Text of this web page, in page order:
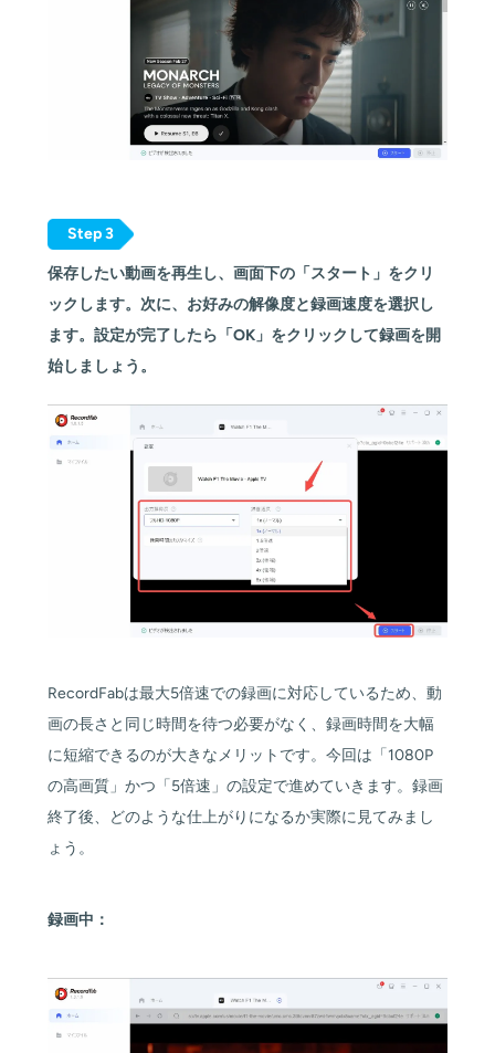
Step 3
保存したい動画を再生し、画面下の「スタート」をクリ
ックします。次に、お好みの解像度と録画速度を選択し
ます。設定が完了したら「OK」をクリックして録画を開
始しましょう。
RecordFabは最大5倍速での録画に対応しているため、動
画の長さと同じ時間を待つ必要がなく、録画時間を大幅
に短縮できるのが大きなメリットです。今回は「1080P
の高画質」かつ「5倍速」の設定で進めていきます。録画
終了後、どのような仕上がりになるか実際に見てみまし
ょう。
録画中：